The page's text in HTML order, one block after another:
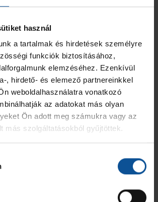
használ
a tartalmak és hirdetések személyre
funkciók biztosításához,
elemzéséhez. Ezenkívül
, hirdető- és elemező partnereinkkel
weboldalhasználatra vonatkozó
az adatokat más olyan
Ön adott meg számukra vagy az
más szolgáltatásokból gyűjtöttek.